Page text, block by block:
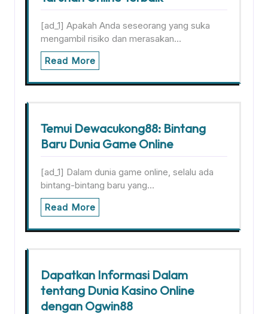
[ad_1] Apakah Anda seseorang yang suka
mengambil risiko dan merasakan…
Read More
Temui Dewacukong88: Bintang
Baru Dunia Game Online
[ad_1] Dalam dunia game online, selalu ada
bintang-bintang baru yang…
Read More
Dapatkan Informasi Dalam
tentang Dunia Kasino Online
dengan Ogwin88